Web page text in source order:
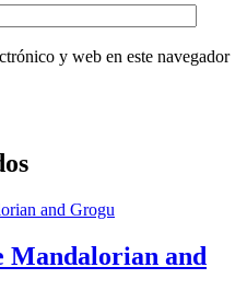
y web en este navegador
Mandalorian and